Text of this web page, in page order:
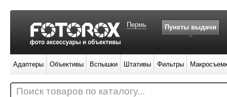
Пермь Пункты выдачи
Адаптеры Объективы Вспышки Штативы Фильтры
Поиск товаров по каталогу...